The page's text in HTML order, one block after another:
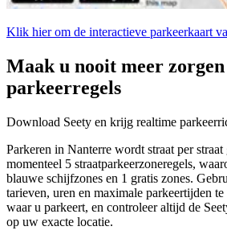
Klik hier om de interactieve parkeerkaart
Maak u nooit meer
parkeerregels
Download Seety en krijg realtime
Parkeren in Nanterre wordt straat per
momenteel 5 straatparkeerzoneregels,
blauwe schijfzones en 1 gratis zones.
tarieven, uren en maximale parkeertijden
waar u parkeert, en controleer altijd de
op uw exacte locatie.